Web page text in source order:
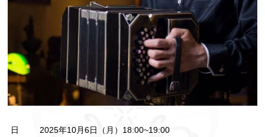
日
2025年10月6日（月）18:00~19:00